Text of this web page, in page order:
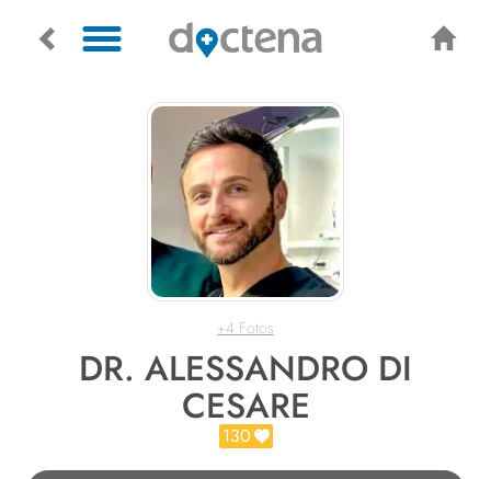
+4 Fotos
DR. ALESSANDRO DI
CESARE
130